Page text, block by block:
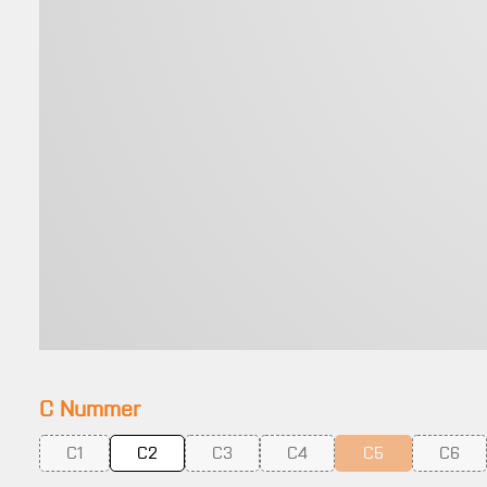
C Nummerauswählen
C1
(Diese Option ist zurzeit nicht verfügbar.)
C2 C3
(Diese Option ist zurzeit nicht verfügbar.)
C4
(Diese Option ist zurzeit nicht
C5
(Diese Option ist
C6